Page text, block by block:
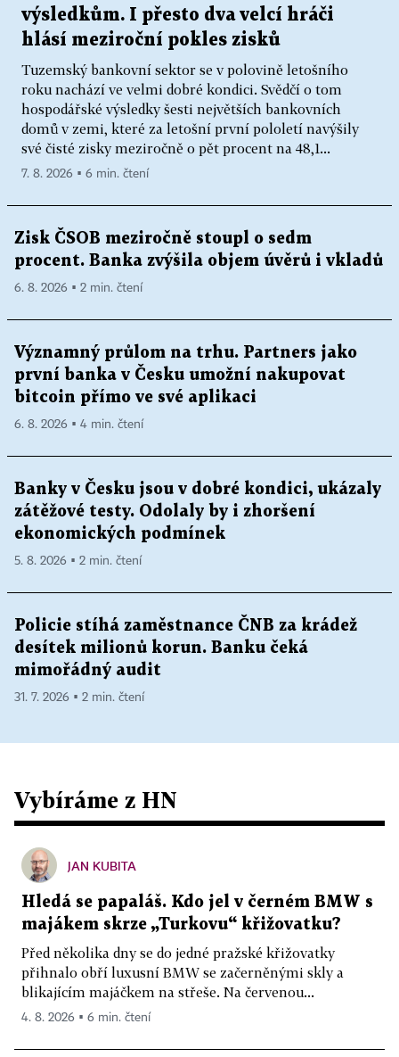
výsledkům. I přesto dva velcí hráči
hlásí meziroční pokles zisků
Tuzemský bankovní sektor se v polovině letošního
roku nachází ve velmi dobré kondici. Svědčí o tom
hospodářské výsledky šesti největších bankovních
domů v zemi, které za letošní první pololetí navýšily
své čisté zisky meziročně o pět procent na 48,1...
7. 8. 2026 ▪ 6 min. čtení
Zisk ČSOB meziročně stoupl o sedm
procent. Banka zvýšila objem úvěrů i vkladů
6. 8. 2026 ▪ 2 min. čtení
Významný průlom na trhu. Partners jako
první banka v Česku umožní nakupovat
bitcoin přímo ve své aplikaci
6. 8. 2026 ▪ 4 min. čtení
Banky v Česku jsou v dobré kondici, ukázaly
zátěžové testy. Odolaly by i zhoršení
ekonomických podmínek
5. 8. 2026 ▪ 2 min. čtení
Policie stíhá zaměstnance ČNB za krádež
desítek milionů korun. Banku čeká
mimořádný audit
31. 7. 2026 ▪ 2 min. čtení
Vybíráme z HN
JAN KUBITA
Hledá se papaláš. Kdo jel v černém BMW s
majákem skrze „Turkovu“ křižovatku?
Před několika dny se do jedné pražské křižovatky
přihnalo obří luxusní BMW se začerněnými skly a
blikajícím majáčkem na střeše. Na červenou...
4. 8. 2026 ▪ 6 min. čtení